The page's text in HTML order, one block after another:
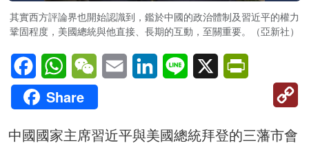
其實西方評論界也開始認識到，鑑於中國的政治體制及習近平的權力
鞏固程度，美國總統與他直接、長期的互動，至關重要。（亞新社）
FacebookWhatsAppWeChatEmail LinkedInLine X
Share
中國國家主席習近平與美國總統拜登的三藩市會